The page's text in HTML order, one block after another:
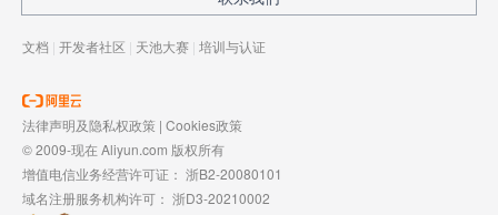
文档 | 开发者社区 | 天池大赛 | 培训与认证
法律声明及隐私权政策 | Cookies政策
© 2009-现在 Aliyun.com 版权所有
增值电信业务经营许可证： 浙B2-20080101
域名注册服务机构许可： 浙D3-20210002